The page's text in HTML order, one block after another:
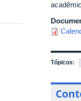
Tópicos: